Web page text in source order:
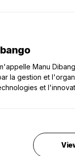
Manu
la gestion et
et